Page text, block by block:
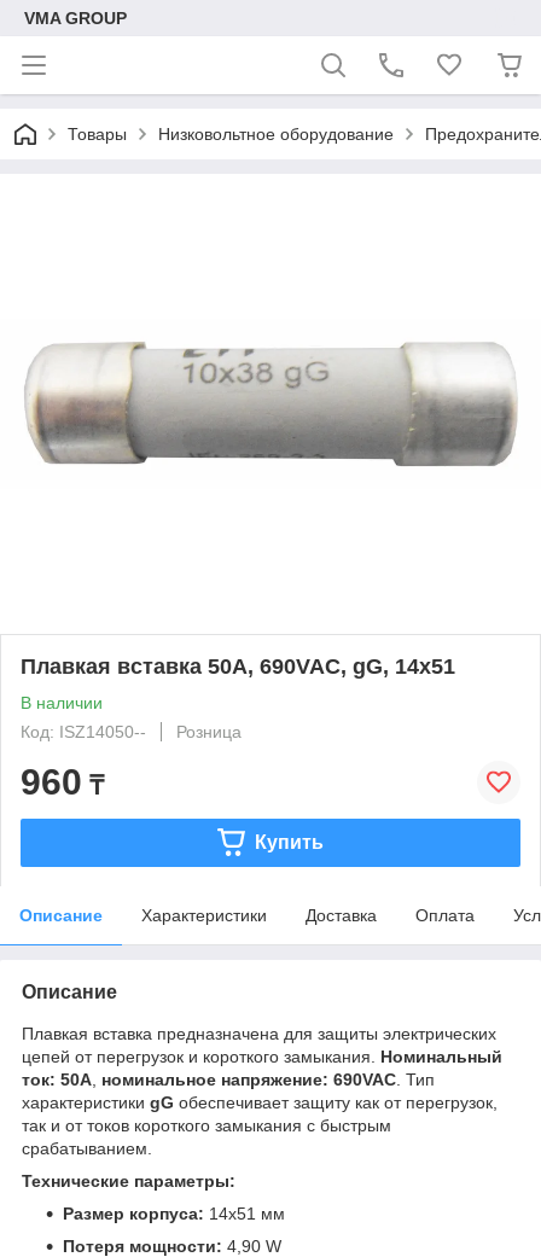
VMA GROUP
Товары Низковольтное оборудование
Плавкая вставка 50A, 690VAC, gG, 14x51
В наличии
Код: ISZ14050--
Розница
960 ₸
Купить
Описание Характеристики Доставка Оплата
Описание
Плавкая вставка предназначена для защиты электрических
цепей от перегрузок и короткого замыкания. Номинальный
ток: 50A номинальное напряжение: 690VAC . Тип
характеристики gG обеспечивает защиту как от перегрузок,
так и от токов короткого замыкания с быстрым
срабатыванием.
Технические параметры:
Размер корпуса: 14x51 мм
Потеря мощности: 4,90 W